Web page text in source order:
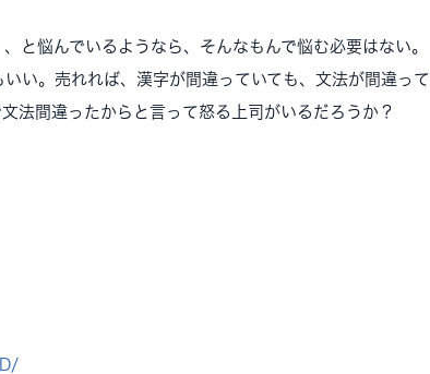
と悩んでいるようなら、そんなもんで悩む必要はない。
い。売れれば、漢字が間違っていても、文法が間違って
法間違ったからと言って怒る上司がいるだろうか？